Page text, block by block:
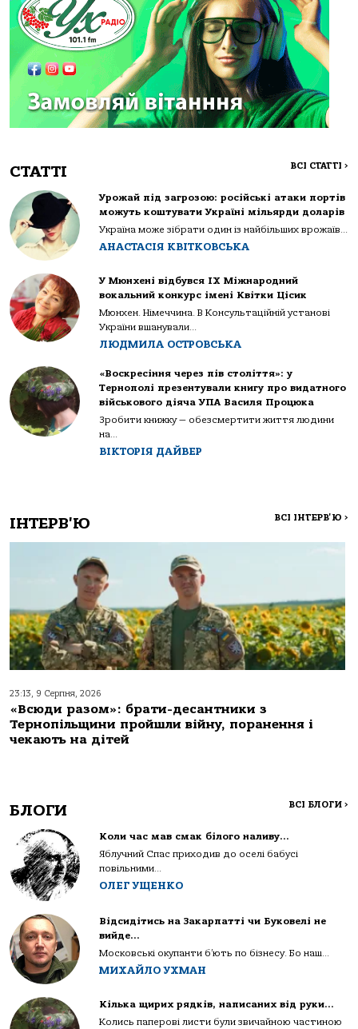
СТАТТІ ВСІ СТАТТІ >
Урожай під загрозою: російські атаки портів
можуть коштувати Україні мільярди доларів
Україна може зібрати один із найбільших врожаїв...
АНАСТАСІЯ КВІТКОВСЬКА
У Мюнхені відбувся IX Міжнародний
вокальний конкурс імені Квітки Цісик
Мюнхен. Німеччина. В Консультаційній установі
України вшанували...
ЛЮДМИЛА ОСТРОВСЬКА
«Воскресіння через пів століття»: у
Тернополі презентували книгу про видатного
військового діяча УПА Василя Процюка
Зробити книжку — обезсмертити життя людини
на...
ВІКТОРІЯ ДАЙВЕР
ІНТЕРВ'Ю ВСІ ІНТЕРВ'Ю >
23:13, 9 Серпня, 2026
«Всюди разом»: брати-десантники з
Тернопільщини пройшли війну, поранення і
чекають на дітей
БЛОГИ ВСІ БЛОГИ >
Коли час мав смак білого наливу…
Яблучний Спас приходив до оселі бабусі
повільними...
ОЛЕГ УЩЕНКО
Відсидітись на Закарпатті чи Буковелі не
вийде…
Московські окупанти б’ють по бізнесу. Бо наш...
МИХАЙЛО УХМАН
Кілька щирих рядків, написаних від руки…
Колись паперові листи були звичайною частиною